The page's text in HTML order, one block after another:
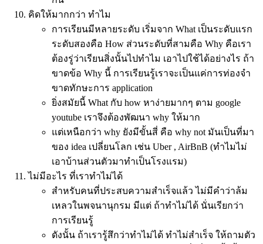
คิดให้มากกว่า ทำไม
การเรียนมีหลายระดับ เริ่มจาก What เป็นระดับแรก
ระดับสองคือ How ส่วนระดับที่สามคือ Why คือเรา
ต้องรู่ว่าเรียนสิ่งนั้นไปทำไม เอาไปใช้ได้อย่างไร ถ้า
ขาดข้อ Why นี้ การเรียนรู้เราจะเป็นแค่การท่องจำ
ขาดทักษะการ application
ยิ่งสมัยนี้ What กับ how หาง่ายมากๆ ตาม google
youtube เราจึงต้องพัฒนา why ให้มาก
แต่เหนือกว่า why ยังมีขั้นสี่ คือ why not มันเป็นที่มา
ของ idea เปลี่ยนโลก เช่น Uber , AirBnB (ทำไมไม่
เอาบ้านส่วนตัวมาทำเป็นโรงแรม)
ไม่มีอะไร ที่เราทำไม่ได้
สำหรับคนที่ประสบความสำเร็จแล้ว ไม่มีคำว่าล้ม
เหลวในพจนานุกรม มีแต่ ถ้าทำไม่ได้ นั่นเรียกว่า
การเรียนรู้
ดังนั้น ถ้าเรารู้สึกว่าทำไม่ได้ ทำไม่สำเร็จ ให้ถามตัว